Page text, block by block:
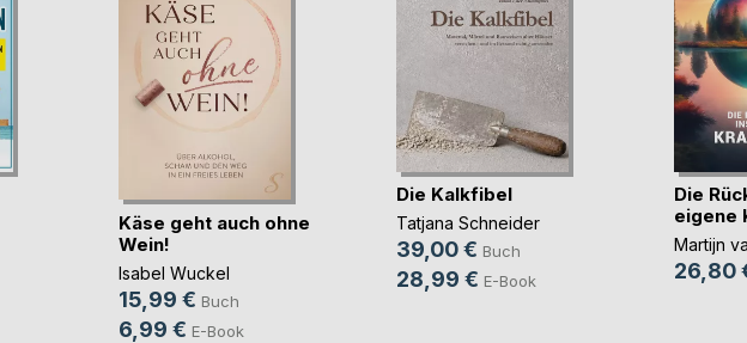
Käse geht auch ohne
Wein!
Isabel Wuckel
15,99 € Buch
6,99 € E-Book
Die Kalkfibel
Tatjana Schneider
39,00 € Buch
28,99 € E-Book
Die
eigene
Martijn
26,80